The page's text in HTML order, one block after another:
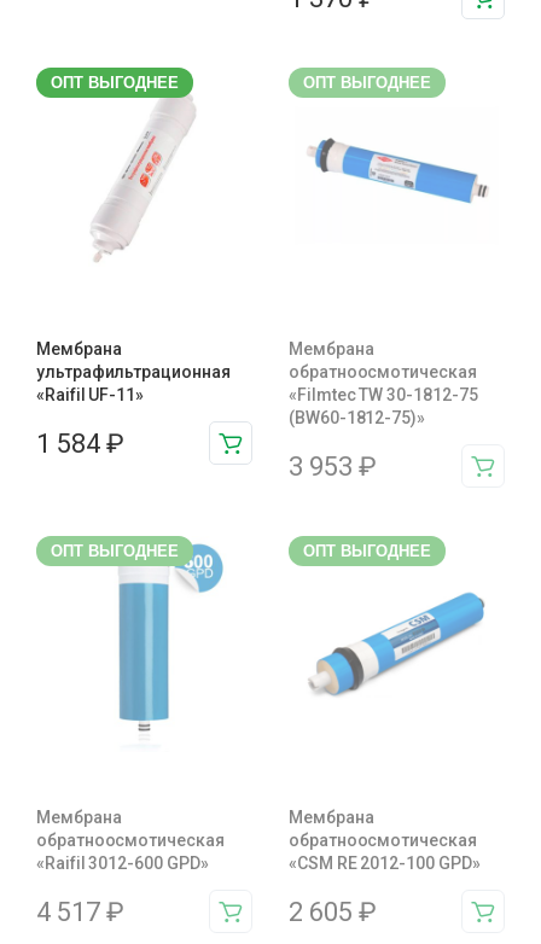
ОПТ ВЫГОДНЕЕ
Мембрана
ультрафильтрационная
«Raifil UF-11»
1 584 ₽
ОПТ ВЫГОДНЕЕ
Мембрана
обратноосмотическая
«Filmtec TW 30-1812-75
(BW60-1812-75)»
3 953 ₽
ОПТ ВЫГОДНЕЕ
Мембрана
обратноосмотическая
«Raifil 3012-600 GPD»
4 517 ₽
ОПТ ВЫГОДНЕЕ
Мембрана
обратноосмотическая
«CSM RE 2012-100 GPD»
2 605 ₽